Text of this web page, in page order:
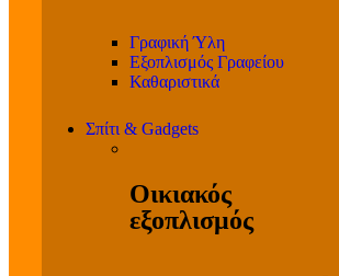
Γραφική Ύλη
Εξοπλισμός Γραφείου
Καθαριστικά
Σπίτι & Gadgets
Οικιακός
εξοπλισμός